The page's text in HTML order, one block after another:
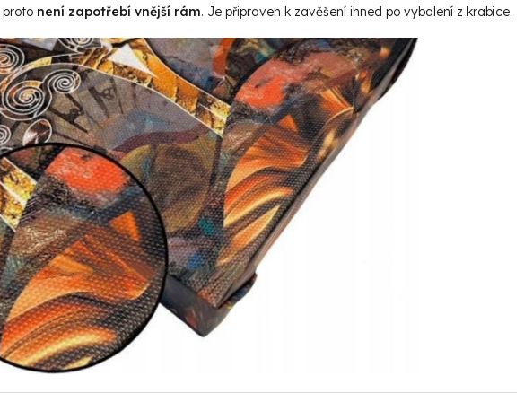
není zapotřebí vnější rám. Je připraven k zavěšení ihned po vybalení z krabice.